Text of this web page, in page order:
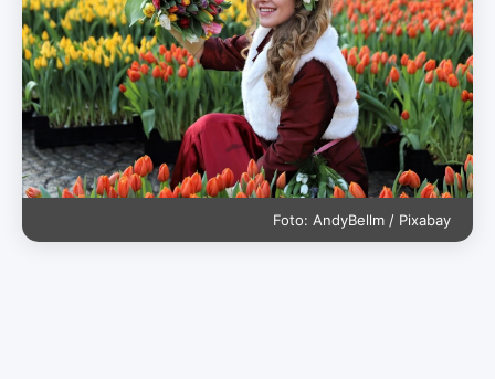
Foto: AndyBellm / Pixabay